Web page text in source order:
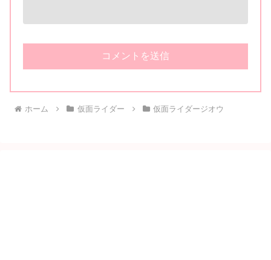
ホーム 仮面ライダー 仮面ライダージオウ